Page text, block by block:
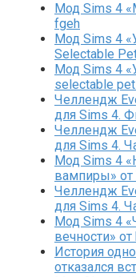
Мод Sims 4
fgeh
Мод Sims 4
Selectable
Мод Sims 4
selectable
Челлендж
для Sims 4.
Челлендж
для Sims 4.
Мод Sims 4
вампиры» от
Челлендж
для Sims 4.
Мод Sims 4
вечности»
История
отказался